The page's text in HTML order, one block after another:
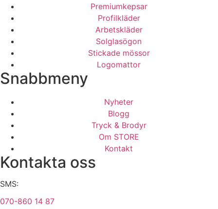
Premiumkepsar
Profilkläder
Arbetskläder
Solglasögon
Stickade mössor
Logomattor
Snabbmeny
Nyheter
Blogg
Tryck & Brodyr
Om STORE
Kontakt
Kontakta oss
SMS:
070-860 14 87